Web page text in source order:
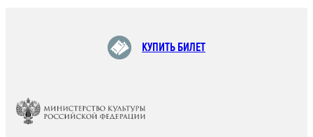
КУПИТЬ БИЛЕТ